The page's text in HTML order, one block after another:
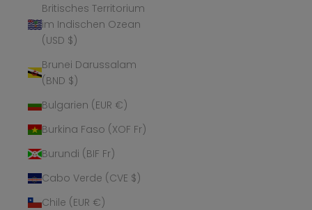
Britisches Territorium
im Indischen Ozean
(USD $)
Brunei Darussalam
(BND $)
Bulgarien (EUR €)
Burkina Faso (XOF Fr)
Burundi (BIF Fr)
Cabo Verde (CVE $)
Chile (EUR €)